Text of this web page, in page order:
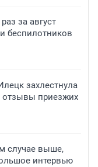
за август
беспилотников
захлестнула
отзывы приезжих
случае выше,
интервью